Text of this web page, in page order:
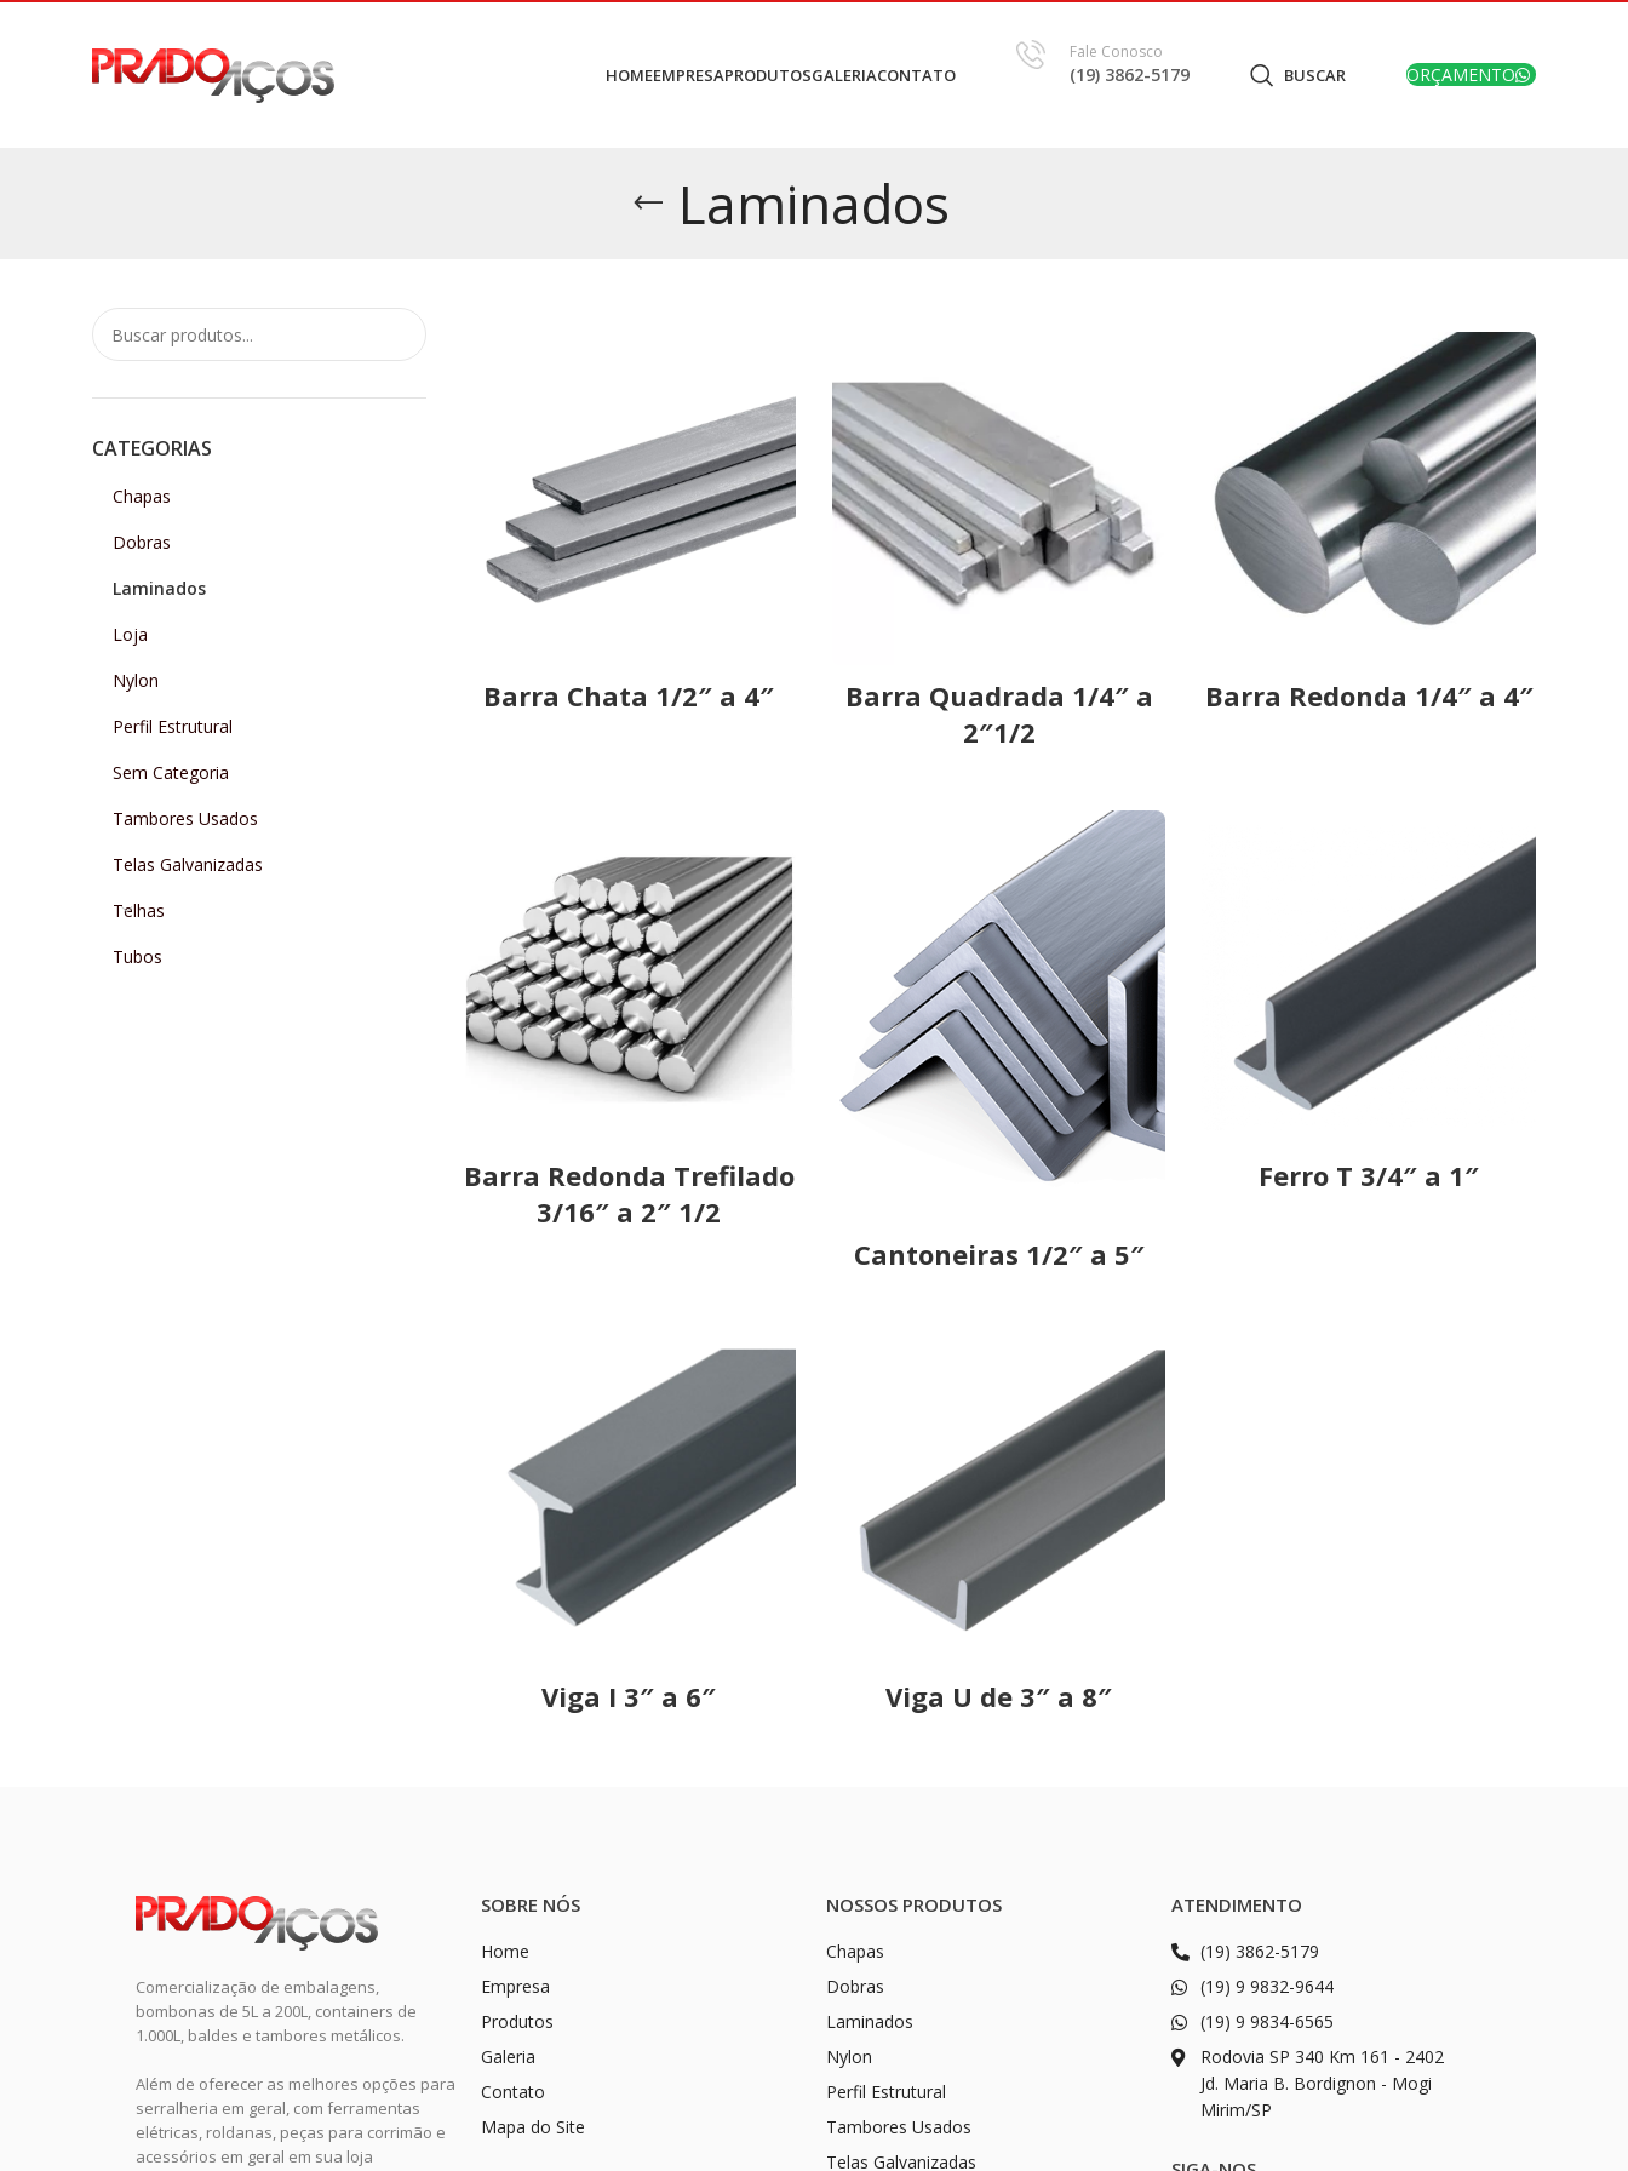
HOMEEMPRESAPRODUTOSGALERIACONTATO
Fale Conosco
(19) 3862-5179 BUSCAR ORÇAMENTO
Laminados
CATEGORIAS
Chapas
Dobras
Laminados
Loja
Nylon
Perfil Estrutural
Sem Categoria
Tambores Usados
Telas Galvanizadas
Telhas
Tubos
Barra Chata 1/2″ a 4″
Barra Quadrada 1/4″ a
2″1/2
Barra Redonda 1/4″ a 4″
Barra Redonda Trefilado
3/16″ a 2″ 1/2
Cantoneiras 1/2″ a 5″
Ferro T 3/4″ a 1″
Viga I 3″ a 6″ Viga U de 3″ a 8″
Comercialização de embalagens,
bombonas de 5L a 200L, containers de
1.000L, baldes e tambores metálicos.
Além de oferecer as melhores opções para
serralheria em geral, com ferramentas
elétricas, roldanas, peças para corrimão e
acessórios em geral em sua loja
SOBRE NÓS
Home
Empresa
Produtos
Galeria
Contato
Mapa do Site
NOSSOS PRODUTOS
Chapas
Dobras
Laminados
Nylon
Perfil Estrutural
Tambores Usados
Telas Galvanizadas
ATENDIMENTO
(19) 3862-5179
(19) 9 9832-9644
(19) 9 9834-6565
Rodovia SP 340 Km 161 - 2402
Jd. Maria B. Bordignon - Mogi
Mirim/SP